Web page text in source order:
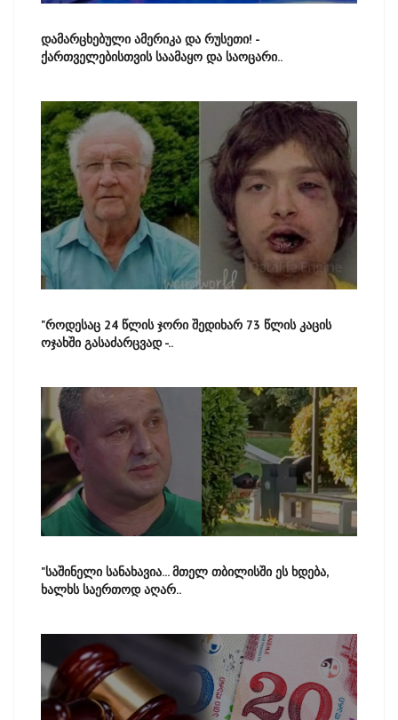
დამარცხებული ამერიკა და რუსეთი! -
ქართველებისთვის საამაყო და საოცარი..
"როდესაც 24 წლის ჯორი შედიხარ 73 წლის კაცის
ოჯახში გასაძარცვად -..
"საშინელი სანახავია... მთელ თბილისში ეს ხდება,
ხალხს საერთოდ აღარ..